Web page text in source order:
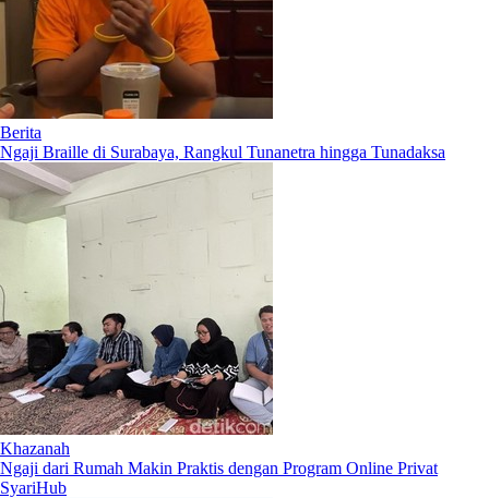
Berita
Ngaji Braille di Surabaya, Rangkul Tunanetra hingga Tunadaksa
Khazanah
Ngaji dari Rumah Makin Praktis dengan Program Online Privat
SyariHub